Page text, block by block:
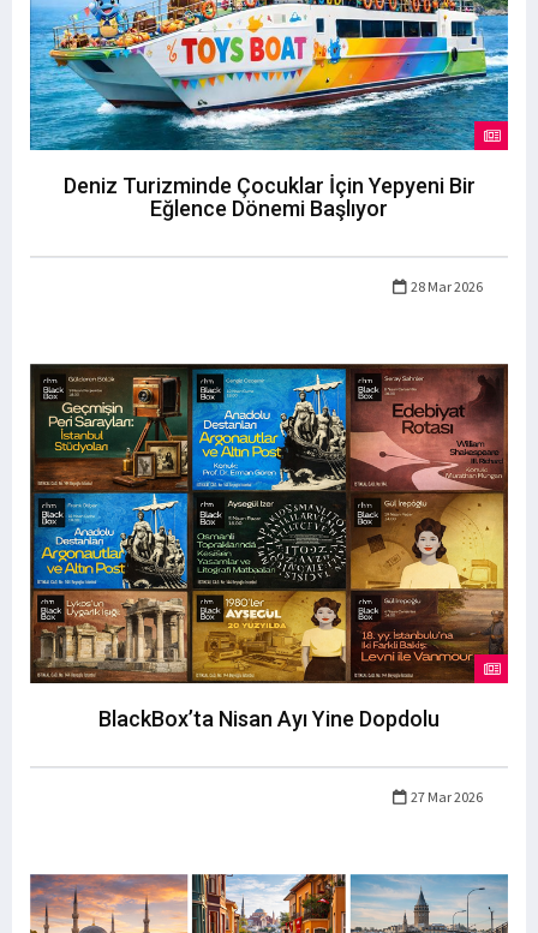
Deniz Turizminde Çocuklar İçin Yepyeni Bir
Eğlence Dönemi Başlıyor
28 Mar 2026
BlackBox’ta Nisan Ayı Yine Dopdolu
27 Mar 2026